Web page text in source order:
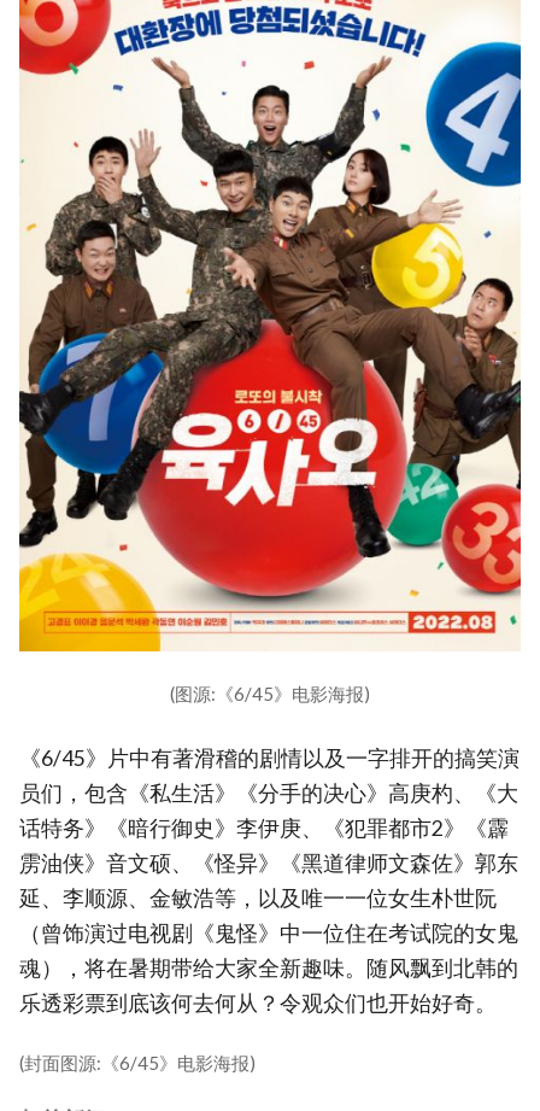
(图源:《6/45》电影海报)
《6/45》片中有著滑稽的剧情以及一字排开的搞笑演
员们，包含《私生活》《分手的决心》高庚杓、《大
话特务》《暗行御史》李伊庚、《犯罪都市2》《霹
雳油侠》音文硕、《怪异》《黑道律师文森佐》郭东
延、李顺源、金敏浩等，以及唯一一位女生朴世阮
（曾饰演过电视剧《鬼怪》中一位住在考试院的女鬼
魂），将在暑期带给大家全新趣味。随风飘到北韩的
乐透彩票到底该何去何从？令观众们也开始好奇。
(封面图源:《6/45》电影海报)